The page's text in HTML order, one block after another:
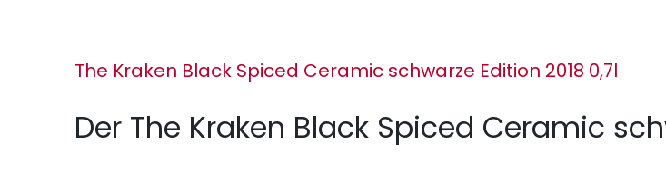
The Kraken Black Spiced Ceramic schwarze Edition 2018 0,7l
Der The Kraken Black Spiced Ceramic